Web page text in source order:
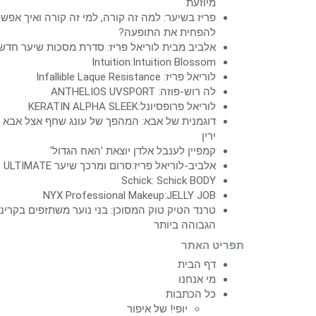
מיוזעת
פריז בשיער: למה זה קורה, למי זה קורה ואיך
להפחית את התופעה?
אלביב מבית לוריאל פריז: סדרת מסכות שיער
Intuition:Intuition Blossom
לוריאל פריז: Infallible Laque Resistance
לה רוש-פוזה: ANTHELIOS UVSPORT
לוריאל פרופסיונל:KERATIN ALPHA SLEEK
דוגמנית של אבא: המהפך של עונג שחף אצל אבא
ירין
קמפיין לענבל אלדן יוצאת 'האח הגדול'
אלביב-לוריאל פריז:סרום ומרכך שיער ULTIMATE
Schick: Schick BODY
NYX Professional Makeup:JELLY JOB
טרנד הטיק טוק המסוכן: בני נוער משתזפים
הגבוהה ביותר
תפריט האתר
דף הבית
מי אנחנו
כל הכתבות
יופי! של איפור